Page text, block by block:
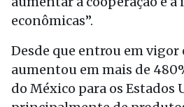
econômicas”.
Desde que entrou em vigor
aumentou em mais de
do México para os Estados